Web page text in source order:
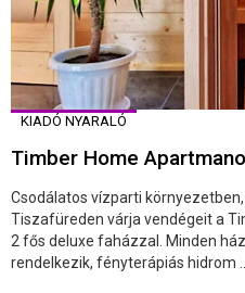
KIADÓ NYARALÓ
Timber Home
Csodálatos vízparti
Tiszafüreden várja vendégeit a
2 fős deluxe faházzal. Minden
rendelkezik, fényterápiás hidrom ...